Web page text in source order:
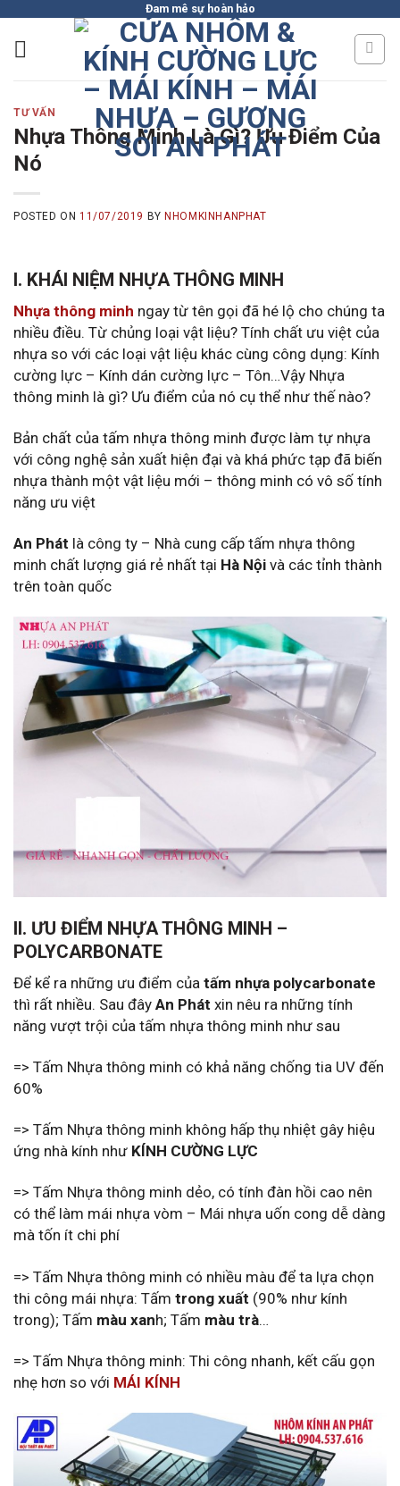
content
Đam mê sự hoàn hảo
TƯ VẤN
Nhựa Thông Minh Là Gì? Ưu Điểm Của
Nó
POSTED ON 11/07/2019 BY NHOMKINHANPHAT
I. KHÁI NIỆM NHỰA THÔNG MINH
Nhựa thông minh ngay từ tên gọi đã hé lộ cho chúng ta
nhiều điều. Từ chủng loại vật liệu? Tính chất ưu việt của
nhựa so với các loại vật liệu khác cùng công dụng: Kính
cường lực – Kính dán cường lực – Tôn…Vậy Nhựa
thông minh là gì? Ưu điểm của nó cụ thể như thế nào?
Bản chất của tấm nhựa thông minh được làm tự nhựa
với công nghệ sản xuất hiện đại và khá phức tạp đã biến
nhựa thành một vật liệu mới – thông minh có vô số tính
năng ưu việt
An Phát là công ty – Nhà cung cấp tấm nhựa thông
minh chất lượng giá rẻ nhất tại Hà Nội và các tỉnh thành
trên toàn quốc
II. ƯU ĐIỂM NHỰA THÔNG MINH –
POLYCARBONATE
Để kể ra những ưu điểm của tấm nhựa polycarbonate
thì rất nhiều. Sau đây An Phát xin nêu ra những tính
năng vượt trội của tấm nhựa thông minh như sau
=> Tấm Nhựa thông minh có khả năng chống tia UV đến
60%
=> Tấm Nhựa thông minh không hấp thụ nhiệt gây hiệu
ứng nhà kính như KÍNH CƯỜNG LỰC
=> Tấm Nhựa thông minh dẻo, có tính đàn hồi cao nên
có thể làm mái nhựa vòm – Mái nhựa uốn cong dễ dàng
mà tốn ít chi phí
=> Tấm Nhựa thông minh có nhiều màu để ta lựa chọn
thi công mái nhựa: Tấm trong xuất (90% như kính
trong); Tấm màu xanh; Tấm màu trà…
=> Tấm Nhựa thông minh: Thi công nhanh, kết cấu gọn
nhẹ hơn so với MÁI KÍNH